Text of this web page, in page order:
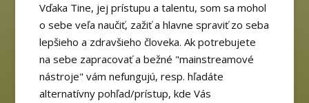
Vďaka Tine, jej prístupu a talentu, som sa mohol
o sebe veľa naučiť, zažiť a hlavne spraviť zo seba
lepšieho a zdravšieho človeka. Ak potrebujete
na sebe zapracovať a bežné "mainstreamové
nástroje" vám nefungujú, resp. hľadáte
alternatívny pohľad/prístup, kde Vás